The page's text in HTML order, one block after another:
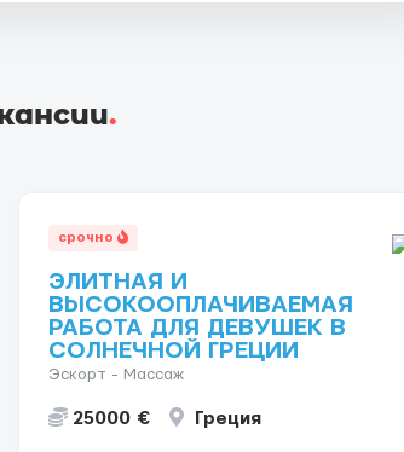
.
срочно
ЭЛИТНАЯ И
ВЫСОКООПЛАЧИВАЕМАЯ
РАБОТА ДЛЯ ДЕВУШЕК В
СОЛНЕЧНОЙ ГРЕЦИИ
Эскорт - Массаж
25000 € Греция